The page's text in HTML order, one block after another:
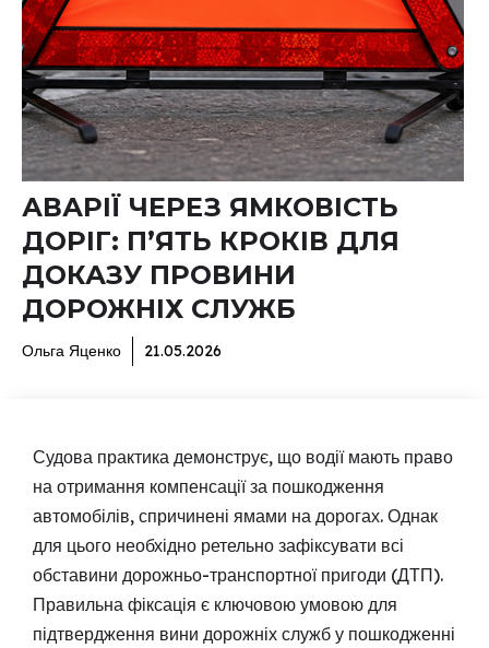
АВАРІЇ ЧЕРЕЗ ЯМКОВІСТЬ
ДОРІГ: П’ЯТЬ КРОКІВ ДЛЯ
ДОКАЗУ ПРОВИНИ
ДОРОЖНІХ СЛУЖБ
Ольга Яценко 21.05.2026
Судова практика демонструє, що водії мають право
на отримання компенсації за пошкодження
автомобілів, спричинені ямами на дорогах. Однак
для цього необхідно ретельно зафіксувати всі
обставини дорожньо-транспортної пригоди (ДТП).
Правильна фіксація є ключовою умовою для
підтвердження вини дорожніх служб у пошкодженні